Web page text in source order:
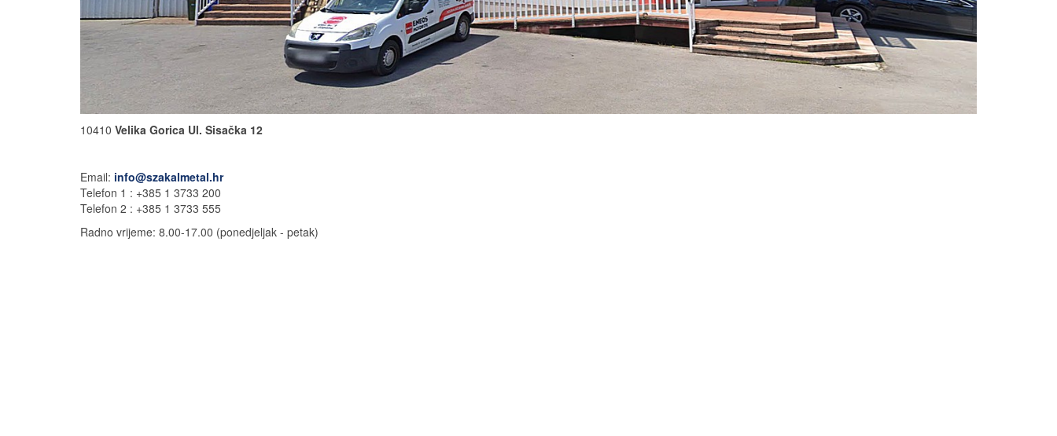
10410 Velika Gorica Ul. Sisačka 12
Email: info@szakalmetal.hr
Telefon 1 : +385 1 3733 200
Telefon 2 : +385 1 3733 555
Radno vrijeme: 8.00-17.00 (ponedjeljak - petak)